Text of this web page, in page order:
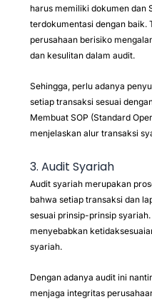
harus memiliki dokumen dan
terdokumentasi dengan baik.
perusahaan berisiko
dan kesulitan dalam audit.
Sehingga, perlu adanya
setiap transaksi sesuai
Membuat SOP (Standard
menjelaskan alur transaksi
3. Audit Syariah
Audit syariah merupakan
bahwa setiap transaksi dan
sesuai prinsip-prinsip
menyebabkan
syariah.
Dengan adanya audit ini
menjaga integritas